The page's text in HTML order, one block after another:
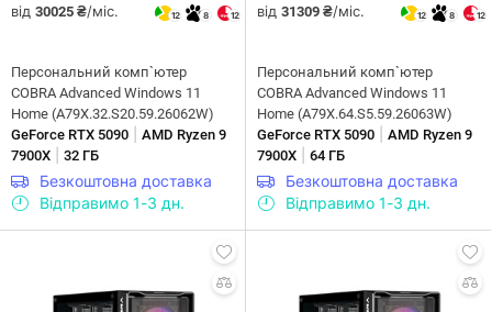
від 30025 ₴/міс. 12 8 12
Персональний комп`ютер
COBRA Advanced Windows 11
Home (A79X.32.S20.59.26062W)
GeForce RTX 5090
AMD Ryzen 9
7900X
32 ГБ
Безкоштовна доставка
Відправимо 1-3 дн.
від 31309 ₴/міс. 12 8 12
Персональний комп`ютер
COBRA Advanced Windows 11
Home (A79X.64.S5.59.26063W)
GeForce RTX 5090
AMD Ryzen 9
7900X
64 ГБ
Безкоштовна доставка
Відправимо 1-3 дн.